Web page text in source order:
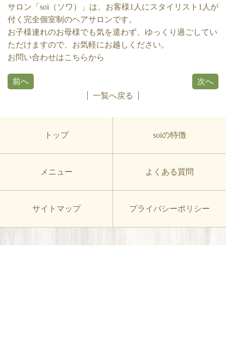
サロン「soi（ソワ）」は、お客様1人にスタイリスト1人が
付く完全個室制のヘアサロンです。
お子様連れのお母様でも気を遣わず、ゆっくり過ごしてい
ただけますので、お気軽にお越しください。
お問い合わせはこちらから
前へ
次へ
一覧へ戻る
トップ soiの特徴
メニュー よくある質問
サイトマップ プライバシーポリシー